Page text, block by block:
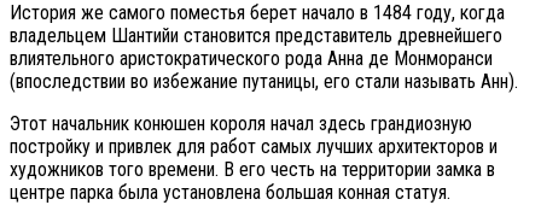
История же самого поместья берет начало в 1484 году, когда
владельцем Шантийи становится представитель древнейшего
влиятельного аристократического рода Анна де Монморанси
(впоследствии во избежание путаницы, его стали называть Анн).
Этот начальник конюшен короля начал здесь грандиозную
постройку и привлек для работ самых лучших архитекторов и
художников того времени. В его честь на территории замка в
центре парка была установлена большая конная статуя.